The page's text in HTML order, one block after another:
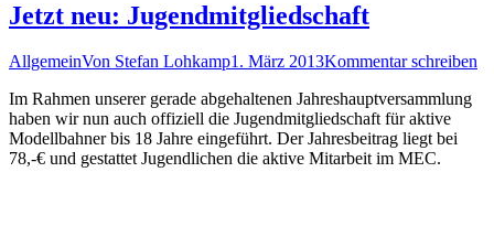
Jetzt neu: Jugendmitgliedschaft
AllgemeinVon Stefan Lohkamp1. März 2013Kommentar schreiben
Im Rahmen unserer gerade abgehaltenen Jahreshauptversammlung
haben wir nun auch offiziell die Jugendmitgliedschaft für aktive
Modellbahner bis 18 Jahre eingeführt. Der Jahresbeitrag liegt bei
78,-€ und gestattet Jugendlichen die aktive Mitarbeit im MEC.